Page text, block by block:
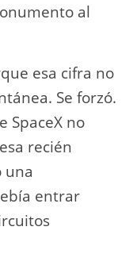
al
esa cifra no
Se forzó.
SpaceX no
recién
una
entrar